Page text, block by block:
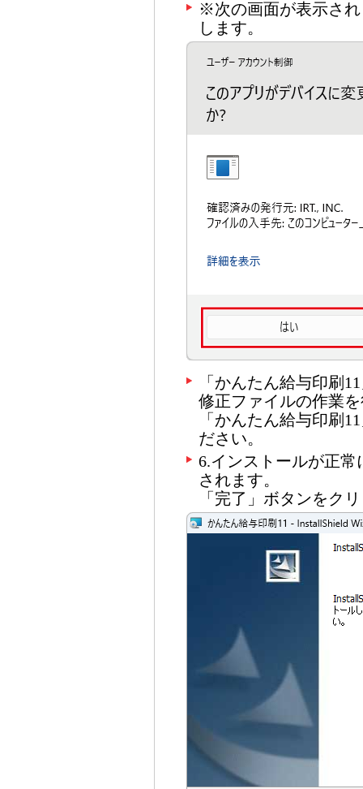
※次の画面が表示さ
します。
「かんたん給与印刷
修正ファイルの作業
「かんたん給与印刷
ださい。
6.インストールが正
されます。
「完了」ボタンをク